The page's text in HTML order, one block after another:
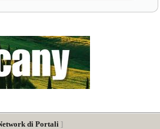
di Portali ]